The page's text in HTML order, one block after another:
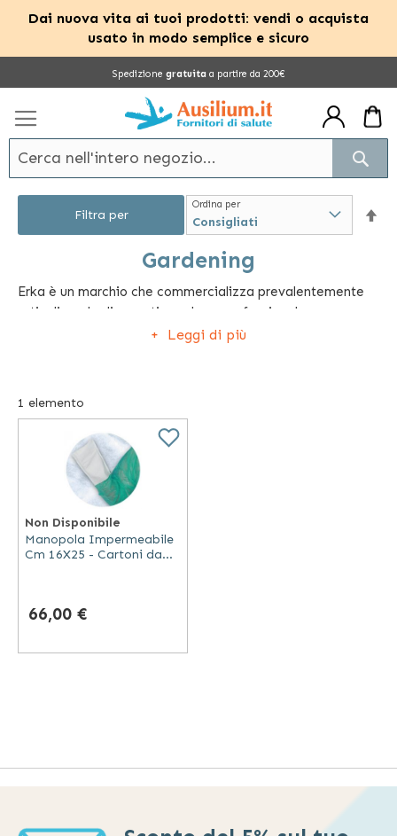
Dai nuova vita ai tuoi prodotti: vendi o acquista
usato in modo semplice e sicuro
Spedizione gratuita a partire da 200€
Gardening
Erka è un marchio che commercializza prevalentemente
articoli per la diagnostica ad uso professionale e
domestico. Fra i prodotti maggiormente venduti sono
Leggi di più
1 elemento
Ordina per
Non Disponibile
Manopola Impermeabile
Cm 16X25 - Cartoni da
66,00 €
Filtra per